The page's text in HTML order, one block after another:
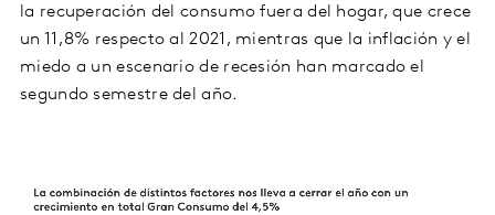
la recuperación del consumo fuera del hogar, que crece
un 11,8% respecto al 2021, mientras que la inflación y el
miedo a un escenario de recesión han marcado el
segundo semestre del año.